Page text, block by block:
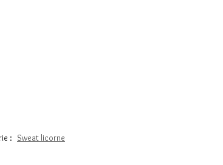
: Sweat licorne